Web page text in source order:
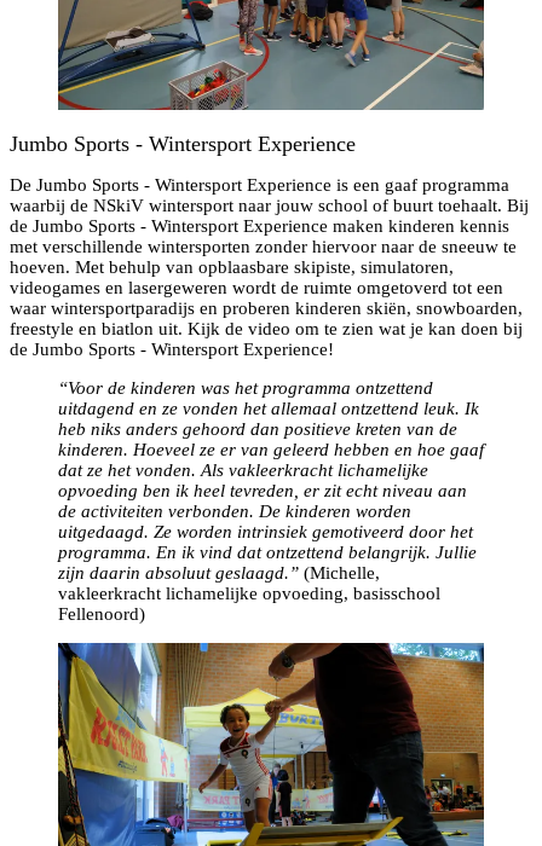
Jumbo Sports - Wintersport Experience
De Jumbo Sports - Wintersport Experience is een gaaf programma
waarbij de NSkiV wintersport naar jouw school of buurt toehaalt. Bij
de Jumbo Sports - Wintersport Experience maken kinderen kennis
met verschillende wintersporten zonder hiervoor naar de sneeuw te
hoeven. Met behulp van opblaasbare skipiste, simulatoren,
videogames en lasergeweren wordt de ruimte omgetoverd tot een
waar wintersportparadijs en proberen kinderen skiën, snowboarden,
freestyle en biatlon uit. Kijk de video om te zien wat je kan doen bij
de Jumbo Sports - Wintersport Experience!
“Voor de kinderen was het programma ontzettend
uitdagend en ze vonden het allemaal ontzettend leuk. Ik
heb niks anders gehoord dan positieve kreten van de
kinderen. Hoeveel ze er van geleerd hebben en hoe gaaf
dat ze het vonden. Als vakleerkracht lichamelijke
opvoeding ben ik heel tevreden, er zit echt niveau aan
de activiteiten verbonden. De kinderen worden
uitgedaagd. Ze worden intrinsiek gemotiveerd door het
programma. En ik vind dat ontzettend belangrijk. Jullie
zijn daarin absoluut geslaagd.” (Michelle,
vakleerkracht lichamelijke opvoeding, basisschool
Fellenoord)